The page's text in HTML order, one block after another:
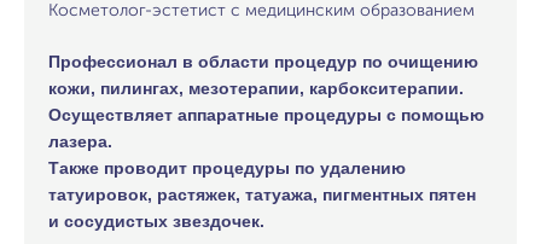
Косметолог-эстетист с медицинским образованием
Профессионал в области процедур по очищению
кожи, пилингах, мезотерапии, карбокситерапии.
Осуществляет аппаратные процедуры с помощью
лазера.
Также проводит процедуры по удалению
татуировок, растяжек, татуажа, пигментных пятен
и сосудистых звездочек.